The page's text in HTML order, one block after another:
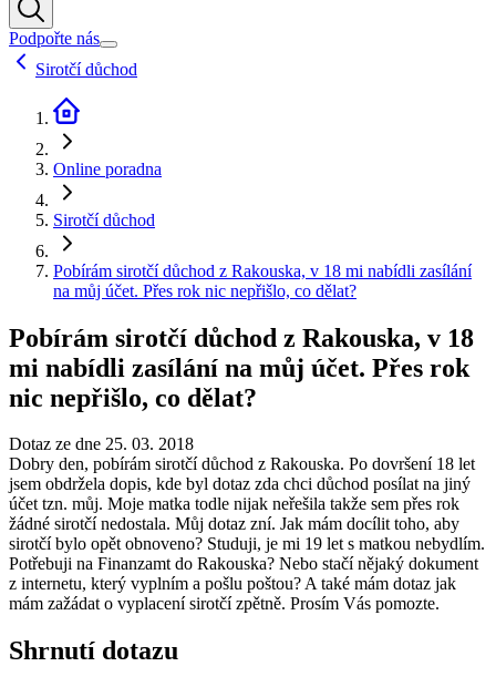
Podpořte nás
Sirotčí důchod
Online poradna
Sirotčí důchod
Pobírám sirotčí důchod z Rakouska, v 18 mi nabídli zasílání
na můj účet. Přes rok nic nepřišlo, co dělat?
Pobírám sirotčí důchod z Rakouska, v 18
mi nabídli zasílání na můj účet. Přes rok
nic nepřišlo, co dělat?
Dotaz ze dne 25. 03. 2018
Dobry den, pobírám sirotčí důchod z Rakouska. Po dovršení 18 let
jsem obdržela dopis, kde byl dotaz zda chci důchod posílat na jiný
účet tzn. můj. Moje matka todle nijak neřešila takže sem přes rok
žádné sirotčí nedostala. Můj dotaz zní. Jak mám docílit toho, aby
sirotčí bylo opět obnoveno? Studuji, je mi 19 let s matkou nebydlím.
Potřebuji na Finanzamt do Rakouska? Nebo stačí nějaký dokument
z internetu, který vyplním a pošlu poštou? A také mám dotaz jak
mám zažádat o vyplacení sirotčí zpětně. Prosím Vás pomozte.
Shrnutí dotazu